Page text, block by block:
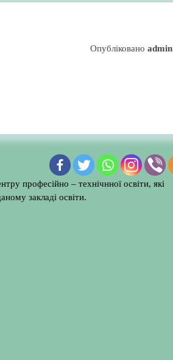
Опублікованоadmin
професійно – технічнної освіти, які
закладі освіти.